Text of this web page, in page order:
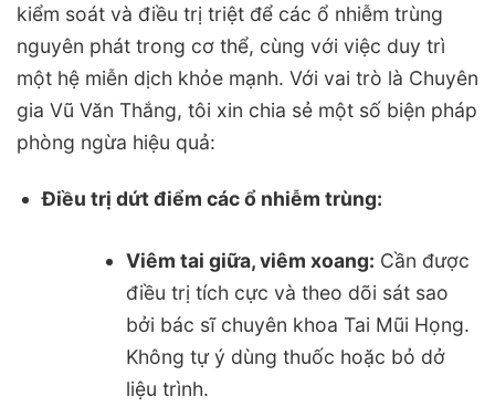
kiểm soát và điều trị triệt để các ổ nhiễm trùng
nguyên phát trong cơ thể, cùng với việc duy trì
một hệ miễn dịch khỏe mạnh. Với vai trò là Chuyên
gia Vũ Văn Thắng, tôi xin chia sẻ một số biện pháp
phòng ngừa hiệu quả:
Điều trị dứt điểm các ổ nhiễm trùng:
Viêm tai giữa, viêm xoang: Cần được
điều trị tích cực và theo dõi sát sao
bởi bác sĩ chuyên khoa Tai Mũi Họng.
Không tự ý dùng thuốc hoặc bỏ dở
liệu trình.